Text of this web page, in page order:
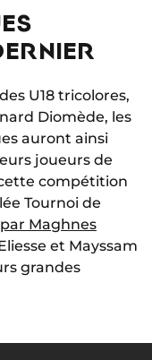
U18 tricolores,
Diomède, les
auront ainsi
joueurs de
compétition
Tournoi de
par Maghnes
et Mayssam
grandes